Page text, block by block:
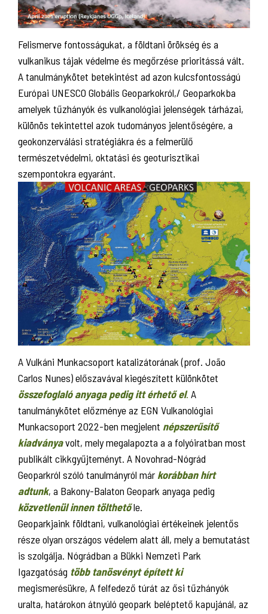
Felismerve fontosságukat, a földtani örökség és a
vulkanikus tájak védelme és megőrzése prioritássá vált.
A tanulmánykötet betekintést ad azon kulcsfontosságú
Európai UNESCO Globális Geoparkokról,/ Geoparkokba
amelyek tűzhányók és vulkanológiai jelenségek tárházai,
különös tekintettel azok tudományos jelentőségére, a
geokonzerválási stratégiákra és a felmerülő
természetvédelmi, oktatási és geoturisztikai
szempontokra egyaránt.
A Vulkáni Munkacsoport katalizátorának (prof. João
Carlos Nunes) előszavával kiegészített különkötet
összefoglaló anyaga pedig itt érhető el. A
tanulmánykötet előzménye az EGN Vulkanológiai
Munkacsoport 2022-ben megjelent népszerűsítő
kiadványavolt, mely megalapozta a a folyóiratban most
publikált cikkgyűjteményt. A Novohrad-Nógrád
Geoparkról szóló tanulmányról már korábban hírt
adtunk, a Bakony-Balaton Geopark anyaga pedig
közvetlenül innen tölthetőle.
Geoparkjaink földtani, vulkanológiai értékeinek jelentős
része olyan országos védelem alatt áll, mely a bemutatást
is szolgálja. Nógrádban a Bükki Nemzeti Park
Igazgatóság több tanösvényt épített ki
megismerésükre, A felfedező túrát az ősi tűzhányók
uralta, határokon átnyúló geopark beléptető kapujánál, az